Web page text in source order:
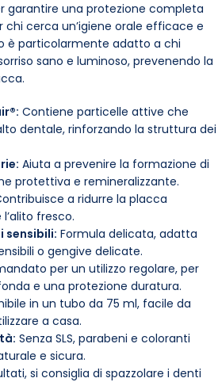
garantire una protezione completa
chi cerca un’igiene orale efficace e
è particolarmente adatto a chi
sano e luminoso, prevenendo la
Contiene particelle attive che
dentale, rinforzando la struttura dei
Aiuta a prevenire la formazione di
protettiva e remineralizzante.
a ridurre la placca
fresco.
sensibili: Formula delicata, adatta
o gengive delicate.
per un utilizzo regolare, per
e una protezione duratura.
in un tubo da 75 ml, facile da
a casa.
Senza SLS, parabeni e coloranti
e sicura.
si consiglia di spazzolare i denti